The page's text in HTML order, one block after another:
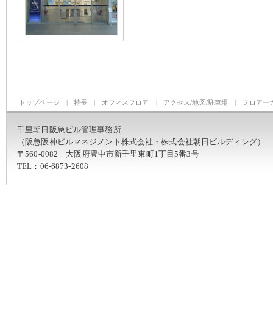
トップページ | 特長 | オフィスフロア | アクセス/地図/駐車場 | フロアー
千里朝日阪急ビル管理事務所
（阪急阪神ビルマネジメント株式会社・株式会社朝日ビルディング）
〒560-0082 大阪府豊中市新千里東町1丁目5番3号
TEL：06-6873-2608